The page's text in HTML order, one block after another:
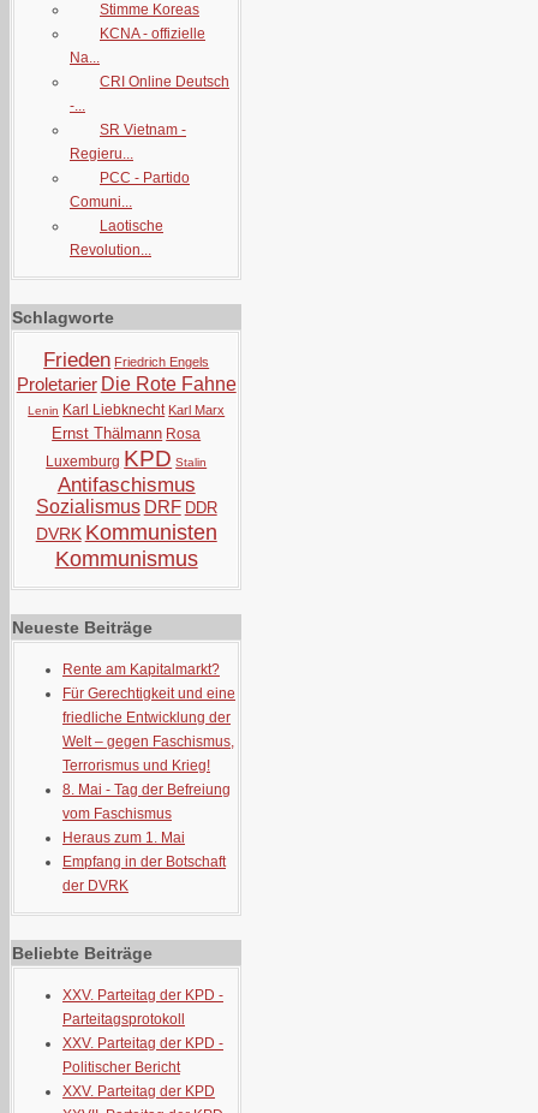
Stimme Koreas
KCNA - offizielle
Na...
CRI Online Deutsch
-...
SR Vietnam -
Regieru...
PCC - Partido
Comuni...
Laotische
Revolution...
Schlagworte
Frieden Friedrich Engels
Proletarier Die Rote Fahne
Lenin Karl Liebknecht Karl Marx
Ernst Thälmann Rosa
Luxemburg KPD Stalin
Antifaschismus
Sozialismus DRF DDR
DVRK Kommunisten
Kommunismus
Neueste Beiträge
Rente am Kapitalmarkt?
Für Gerechtigkeit und eine
friedliche Entwicklung der
Welt – gegen Faschismus,
Terrorismus und Krieg!
8. Mai - Tag der Befreiung
vom Faschismus
Heraus zum 1. Mai
Empfang in der Botschaft
der DVRK
Beliebte Beiträge
XXV. Parteitag der KPD -
Parteitagsprotokoll
XXV. Parteitag der KPD -
Politischer Bericht
XXV. Parteitag der KPD